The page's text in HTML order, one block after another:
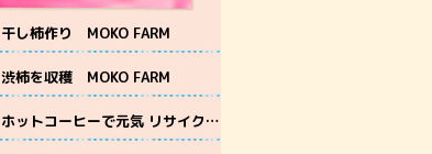
干し柿作り MOKO FARM
渋柿を収穫 MOKO FARM
ホットコーヒーで元気 リサイクル工房MOKO